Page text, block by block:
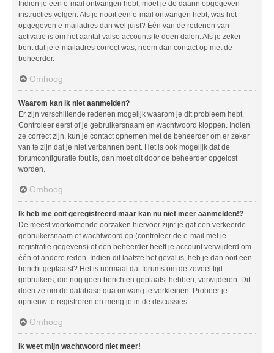
Indien je een e-mail ontvangen hebt, moet je de daarin opgegeven
instructies volgen. Als je nooit een e-mail ontvangen hebt, was het
opgegeven e-mailadres dan wel juist? Één van de redenen van
activatie is om het aantal valse accounts te doen dalen. Als je zeker
bent dat je e-mailadres correct was, neem dan contact op met de
beheerder.
Omhoog
Waarom kan ik niet aanmelden?
Er zijn verschillende redenen mogelijk waarom je dit probleem hebt.
Controleer eerst of je gebruikersnaam en wachtwoord kloppen. Indien
ze correct zijn, kun je contact opnemen met de beheerder om er zeker
van te zijn dat je niet verbannen bent. Het is ook mogelijk dat de
forumconfiguratie fout is, dan moet dit door de beheerder opgelost
worden.
Omhoog
Ik heb me ooit geregistreerd maar kan nu niet meer aanmelden!?
De meest voorkomende oorzaken hiervoor zijn: je gaf een verkeerde
gebruikersnaam of wachtwoord op (controleer de e-mail met je
registratie gegevens) of een beheerder heeft je account verwijderd om
één of andere reden. Indien dit laatste het geval is, heb je dan ooit een
bericht geplaatst? Het is normaal dat forums om de zoveel tijd
gebruikers, die nog geen berichten geplaatst hebben, verwijderen. Dit
doen ze om de database qua omvang te verkleinen. Probeer je
opnieuw te registreren en meng je in de discussies.
Omhoog
Ik weet mijn wachtwoord niet meer!